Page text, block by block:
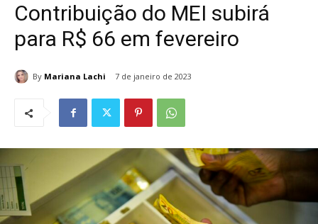
Contribuição do MEI subirá
para R$ 66 em fevereiro
By Mariana Lachi 7 de janeiro de 2023